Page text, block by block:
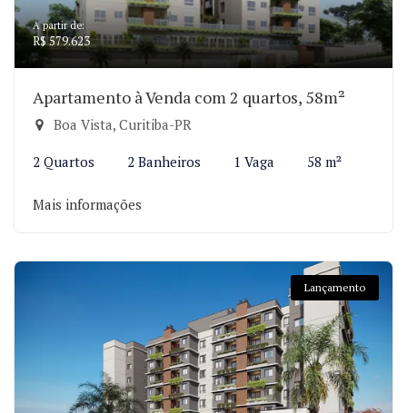
A partir de:
R$ 579.623
Apartamento à Venda com 2 quartos, 58m²
Boa Vista, Curitiba-PR
2 Quartos 2 Banheiros 1 Vaga 58 m²
Mais informações
Lançamento